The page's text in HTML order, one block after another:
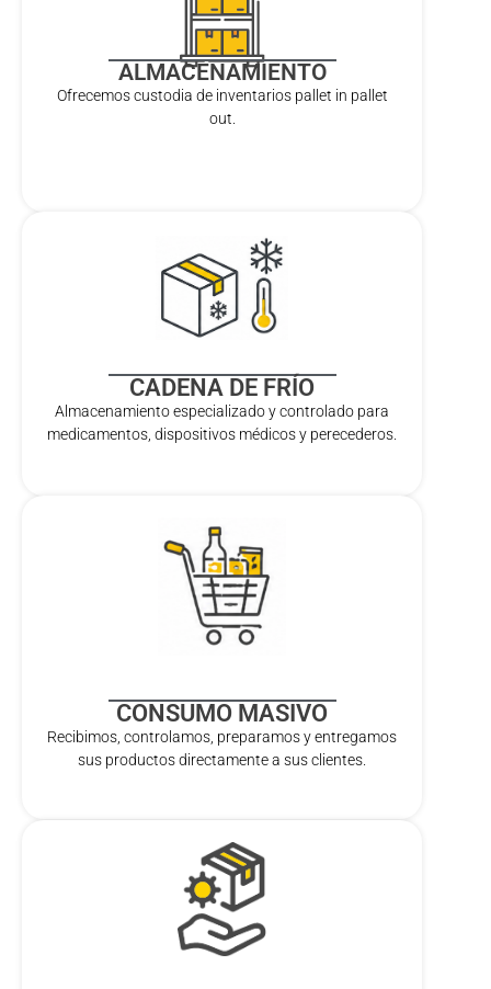
ALMACENAMIENTO
Ofrecemos custodia de inventarios pallet in pallet
out.
CADENA DE FRÍO
Almacenamiento especializado y controlado para
medicamentos, dispositivos médicos y perecederos.
CONSUMO MASIVO
Recibimos, controlamos, preparamos y entregamos
sus productos directamente a sus clientes.